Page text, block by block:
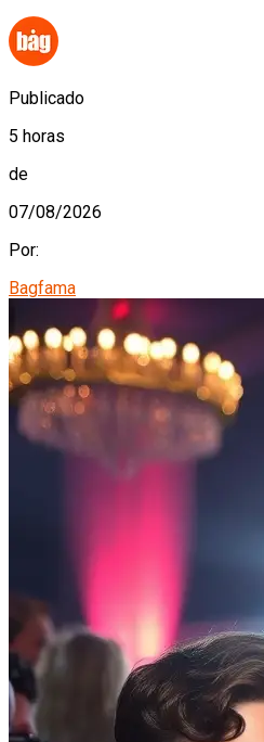
Publicado
5 horas
de
07/08/2026
Por:
Bagfama